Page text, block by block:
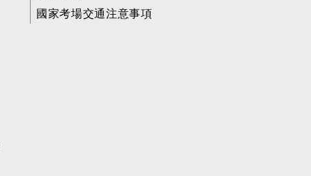
國家考場交通注意事項